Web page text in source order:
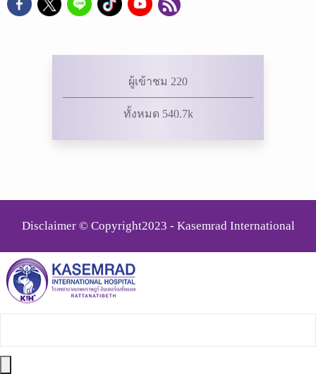
ผู้เข้าชม 220
ทั้งหมด 540.7k
Disclaimer © Copyright2023 - Kasemrad International
Rattanatibeth